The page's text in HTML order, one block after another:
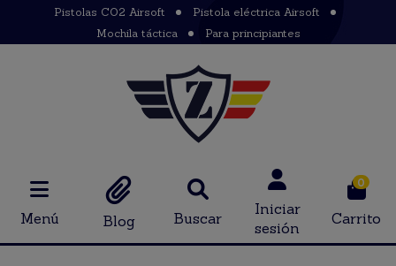
Pistolas CO2 Airsoft
Pistola eléctrica Airsoft
Mochila táctica
Para principiantes
Menú Blog Buscar
Iniciar
sesión
0
Carrito